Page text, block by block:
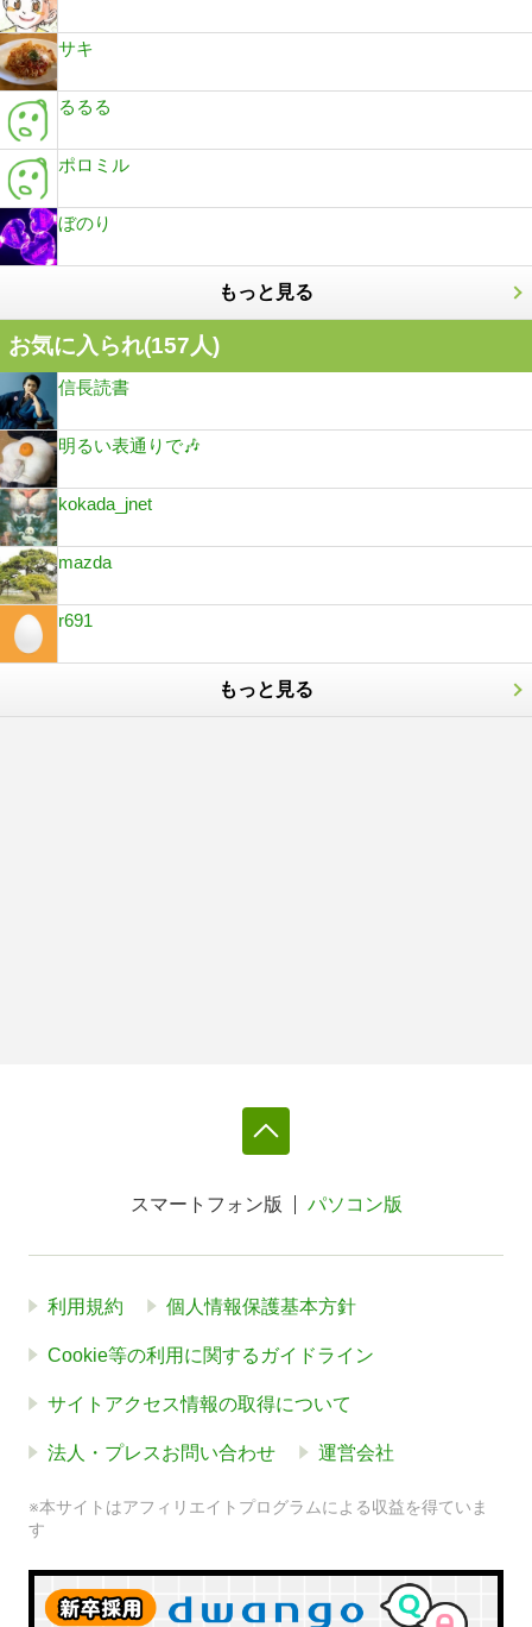
サキ
るるる
ポロミル
ぼのり
もっと見る
お気に入られ(157人)
信長読書
明るい表通りで🎶
kokada_jnet
mazda
r691
もっと見る
スマートフォン版 パソコン版
利用規約 個人情報保護基本方針
Cookie等の利用に関するガイドライン
サイトアクセス情報の取得について
法人・プレスお問い合わせ 運営会社
※本サイトはアフィリエイトプログラムによる収益を得ていま
す